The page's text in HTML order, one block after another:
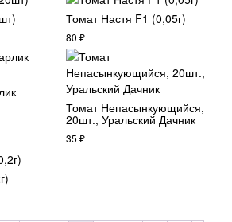
Томат Настя F1 (0,05г)
80 ₽
Томат Непасынкующийся,
20шт., Уральский Дачник
35 ₽